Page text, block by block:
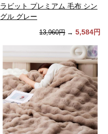
ラビット プレミアム 毛布 シン
グル グレー
13,960円 → 5,584円